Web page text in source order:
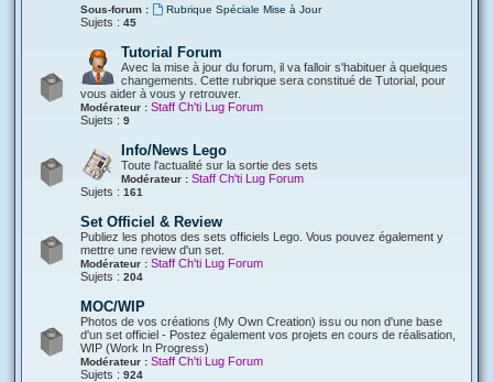
Sous-forum : Rubrique Spéciale Mise à Jour
Sujets : 45
Tutorial Forum
Avec la mise à jour du forum, il va falloir s'habituer à quelques
changements. Cette rubrique sera constitué de Tutorial, pour
vous aider à vous y retrouver.
Modérateur : Staff Ch'ti Lug Forum
Sujets : 9
Info/News Lego
Toute l'actualité sur la sortie des sets
Modérateur : Staff Ch'ti Lug Forum
Sujets : 161
Set Officiel & Review
Publiez les photos des sets officiels Lego. Vous pouvez également y
mettre une review d'un set.
Modérateur : Staff Ch'ti Lug Forum
Sujets : 204
MOC/WIP
Photos de vos créations (My Own Creation) issu ou non d'une base
d'un set officiel - Postez également vos projets en cours de réalisation,
WIP (Work In Progress)
Modérateur : Staff Ch'ti Lug Forum
Sujets : 924